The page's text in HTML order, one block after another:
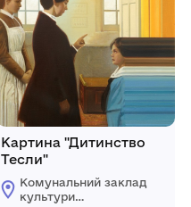
Картина "Дитинство
Тесли"
Комунальний заклад
культури